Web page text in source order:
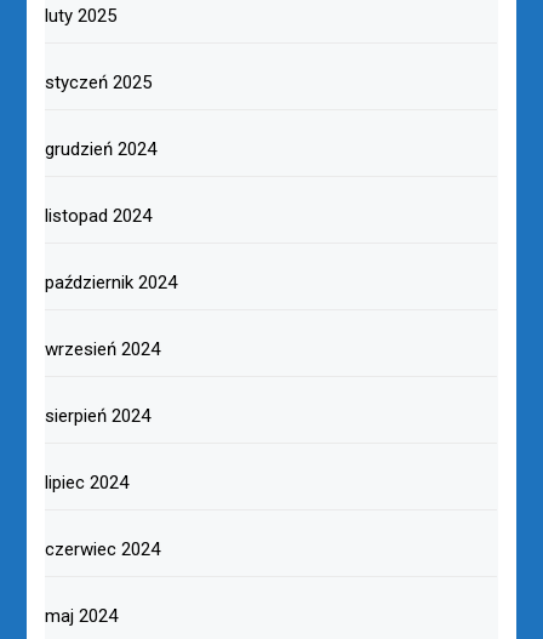
luty 2025
styczeń 2025
grudzień 2024
listopad 2024
październik 2024
wrzesień 2024
sierpień 2024
lipiec 2024
czerwiec 2024
maj 2024